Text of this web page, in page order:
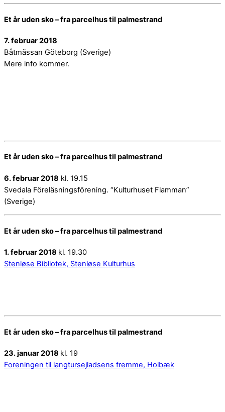
Et år uden sko – fra parcelhus til palmestrand
7. februar 2018
Båtmässan Göteborg (Sverige)
Mere info kommer.
Et år uden sko – fra parcelhus til palmestrand
6. februar 2018 kl. 19.15
Svedala Föreläsningsförening. “Kulturhuset Flamman”
(Sverige)
Et år uden sko – fra parcelhus til palmestrand
1. februar 2018 kl. 19.30
Stenløse Bibliotek, Stenløse Kulturhus
Et år uden sko – fra parcelhus til palmestrand
23. januar 2018 kl. 19
Foreningen til langtursejladsens fremme, Holbæk